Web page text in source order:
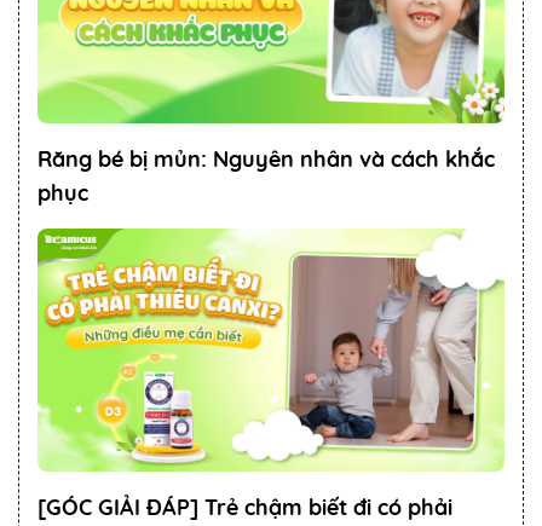
Răng bé bị mủn: Nguyên nhân và cách khắc
phục
[GÓC GIẢI ĐÁP] Trẻ chậm biết đi có phải